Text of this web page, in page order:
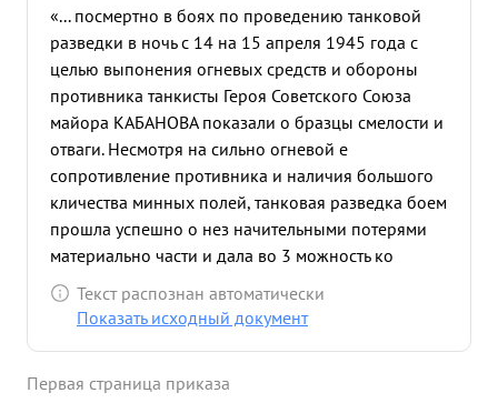
«... посмертно в боях по проведению танковой
разведки в ночь с 14 на 15 апреля 1945 года с
целью выпонения огневых средств и обороны
противника танкисты Героя Советского Союза
майора КАБАНОВА показали о бразцы смелости и
отваги. Несмотря на сильно огневой е
сопротивление противника и наличия большого
кличества минных полей, танковая разведка боем
прошла успешно о нез начительными потерями
материально части и дала во 3 можность ко
мандиру бригады принять правильное решение в
по следующем раз вертывании бо евых действий
тяжело ранен и 17.04.45 года умер в госпитале. ...»
Текст распознан автоматически
Показать исходный документ
Первая страница приказа